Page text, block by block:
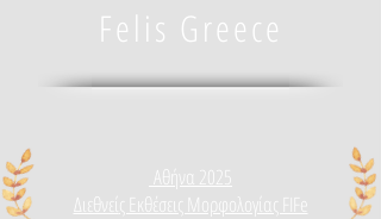
Felis Greece
Αθήνα 2025
Διεθνεί
ς Εκθέσεις Μορφολογίας FIFe